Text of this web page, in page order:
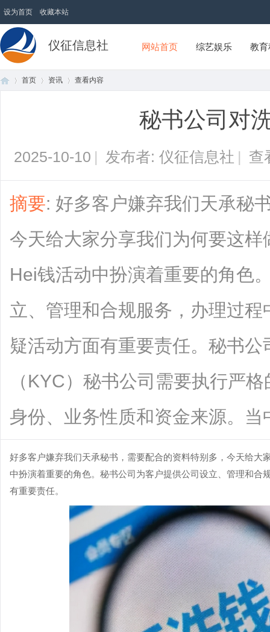
设为首页 收藏本站
仪征信息社 网站首页 综艺娱乐 教
首页 资讯 查看内容
秘书公司对
2025-10-10 | 发布者: 仪征信息社 | 查
摘要: 好多客户嫌弃我们天承秘
今天给大家分享我们为何要这
Hei钱活动中扮演着重要的角色
立、管理和合规服务，办理过
疑活动方面有重要责任。秘书
（KYC）秘书公司需要执行严
身份、业务性质和资金来源。当
好多客户嫌弃我们天承秘书，需要配合的资料特别多，今天给大
中扮演着重要的角色。秘书公司为客户提供公司设立、管理和合
有重要责任。